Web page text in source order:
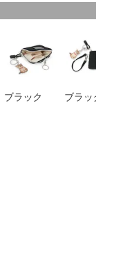
ブラック ブラック